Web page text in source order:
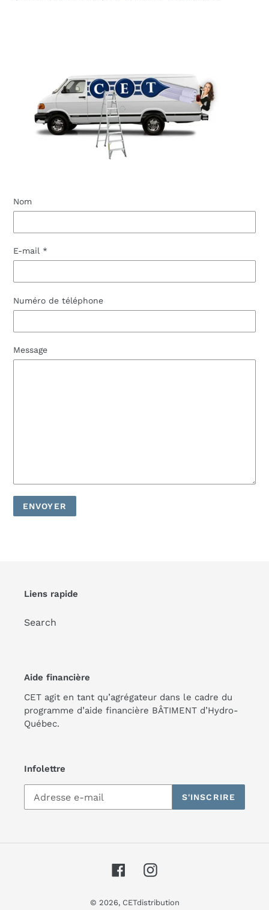
Nom
E-mail *
Numéro de téléphone
Message
Liens rapide
Search
Aide financière
CET agit en tant qu’agrégateur dans le cadre du
programme d’aide financière BÂTIMENT d’Hydro-
Québec.
Infolettre
S'INSCRIRE
FacebookInstagram
© 2026, CETdistribution